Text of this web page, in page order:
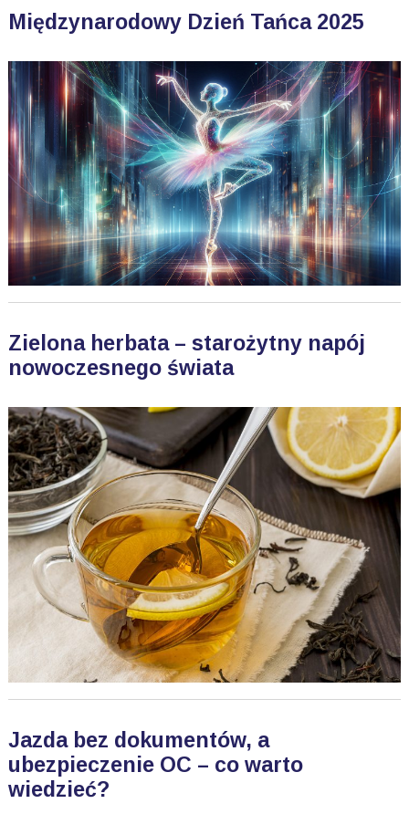
Międzynarodowy Dzień Tańca 2025
Zielona herbata – starożytny napój
nowoczesnego świata
Jazda bez dokumentów, a
ubezpieczenie OC – co warto
wiedzieć?